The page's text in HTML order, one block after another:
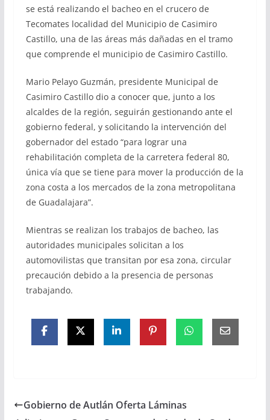
se está realizando el bacheo en el crucero de
Tecomates localidad del Municipio de Casimiro
Castillo, una de las áreas más dañadas en el tramo
que comprende el municipio de Casimiro Castillo.
Mario Pelayo Guzmán, presidente Municipal de
Casimiro Castillo dio a conocer que, junto a los
alcaldes de la región, seguirán gestionando ante el
gobierno federal, y solicitando la intervención del
gobernador del estado “para lograr una
rehabilitación completa de la carretera federal 80,
única vía que se tiene para mover la producción de la
zona costa a los mercados de la zona metropolitana
de Guadalajara”.
Mientras se realizan los trabajos de bacheo, las
autoridades municipales solicitan a los
automovilistas que transitan por esa zona, circular
precaución debido a la presencia de personas
trabajando.
Gobierno de Autlán Oferta Láminas